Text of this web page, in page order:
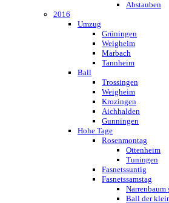
Abstauben
2016
Umzug
Grüningen
Weigheim
Marbach
Tannheim
Ball
Trossingen
Weigheim
Krozingen
Aichhalden
Gunningen
Hohe Tage
Rosenmontag
Ottenheim
Tuningen
Fasnetssuntig
Fasnetssamstag
Narrenbaum
Ball der